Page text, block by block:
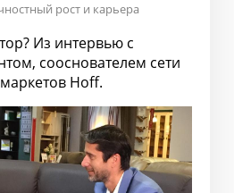
рост и карьера
Из интервью с
сооснователем сети
Hoff.